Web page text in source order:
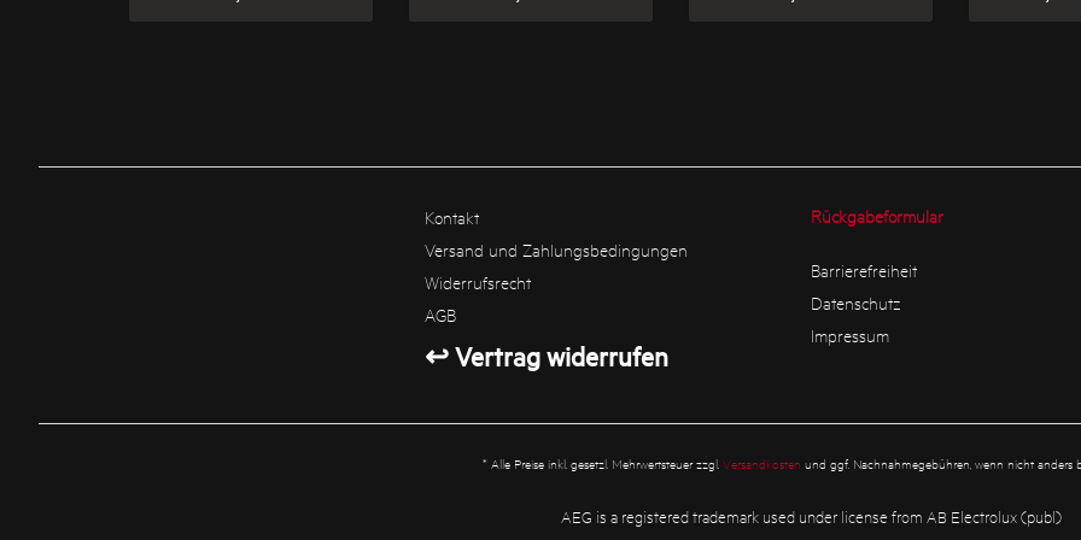
Kontakt
Versand und Zahlungsbedingungen
Widerrufsrecht
AGB
↩ Vertrag widerrufen
Rückgabeformular
Barrierefreiheit
Datenschutz
Impressum
* Alle Preise inkl. gesetzl. Mehrwertsteuer zzgl. Versandkosten und ggf. Nachnahmegebühren, wenn nicht anders
AEG is a registered trademark used under license from AB Electrolux (publ)